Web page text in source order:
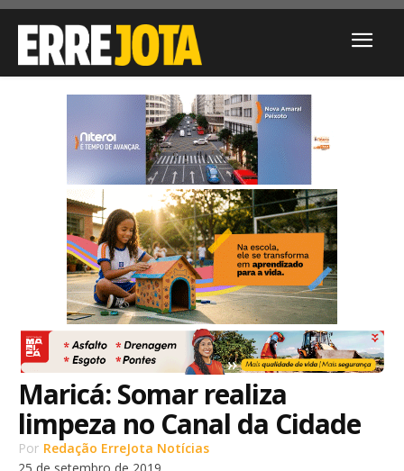
Maricá: Somar realiza
limpeza no Canal da Cidade
Por Redação ErreJota Notícias